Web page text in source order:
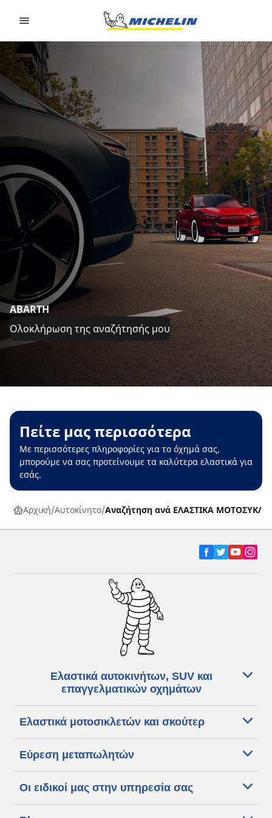
ABARTH
Ολοκλήρωση της αναζήτησής μου
Πείτε μας περισσότερα
Με περισσότερες πληροφορίες για το όχημά σας,
μπορούμε να σας προτείνουμε τα καλύτερα ελαστικά για
εσάς.
Αρχική Αυτοκίνητο Αναζήτηση ανά ΕΛΑΣΤΙΚΑ
Ελαστικά αυτοκινήτων, SUV και
επαγγελματικών οχημάτων
Ελαστικά μοτοσικλετών και σκούτερ
Εύρεση μεταπωλητών
Οι ειδικοί μας στην υπηρεσία σας